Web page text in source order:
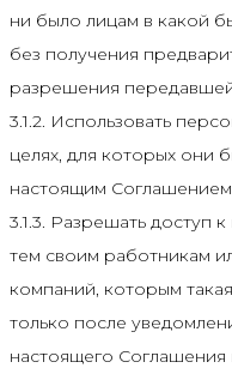
ни было лицам в какой
без получения
разрешения
3.1.2. Использовать
целях, для которых они
настоящим
3.1.3. Разрешать доступ
тем своим работникам
компаний, которым
только после
настоящего Соглашения